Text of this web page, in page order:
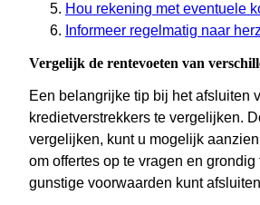
Hou rekening met eventuele
Informeer regelmatig naar
Vergelijk de rentevoeten van
Een belangrijke tip bij het afsluiten
kredietverstrekkers te vergelijken.
vergelijken, kunt u mogelijk
om offertes op te vragen en
gunstige voorwaarden kunt